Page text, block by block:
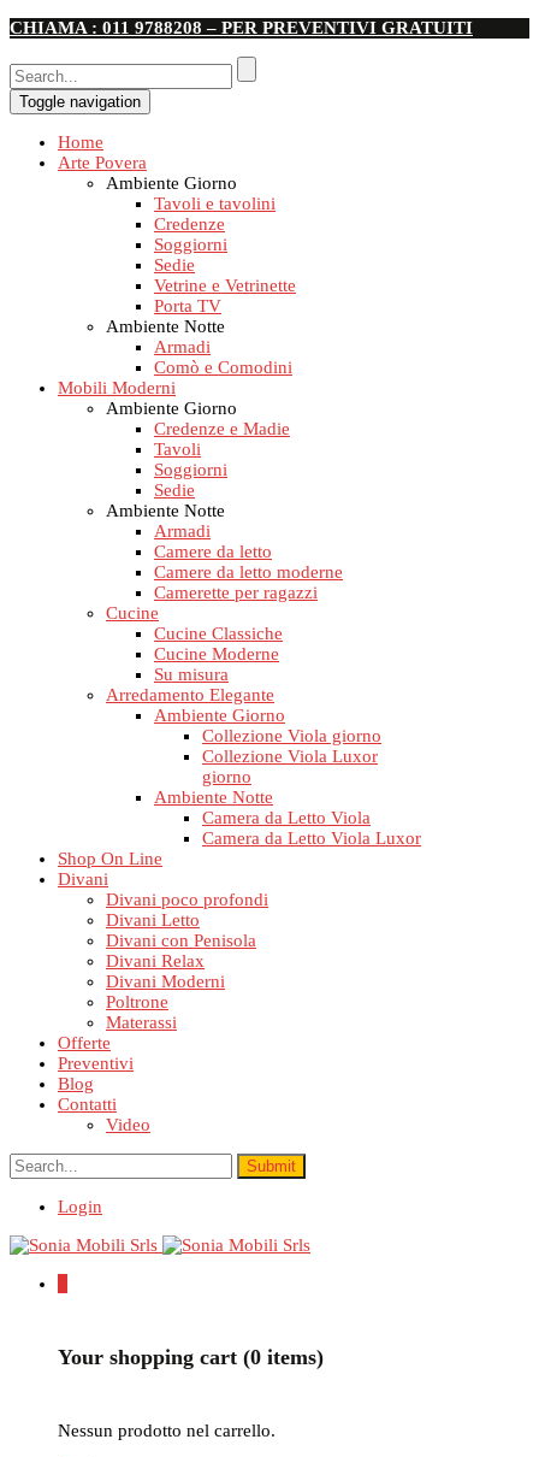
CHIAMA : 011 9788208 – PER PREVENTIVI GRATUITI
Toggle navigation
Home
Arte Povera
Ambiente Giorno
Tavoli e tavolini
Credenze
Soggiorni
Sedie
Vetrine e Vetrinette
Porta TV
Ambiente Notte
Armadi
Comò e Comodini
Mobili Moderni
Ambiente Giorno
Credenze e Madie
Tavoli
Soggiorni
Sedie
Ambiente Notte
Armadi
Camere da letto
Camere da letto moderne
Camerette per ragazzi
Cucine
Cucine Classiche
Cucine Moderne
Su misura
Arredamento Elegante
Ambiente Giorno
Collezione Viola giorno
Collezione Viola Luxor
giorno
Ambiente Notte
Camera da Letto Viola
Camera da Letto Viola Luxor
Shop On Line
Divani
Divani poco profondi
Divani Letto
Divani con Penisola
Divani Relax
Divani Moderni
Poltrone
Materassi
Offerte
Preventivi
Blog
Contatti
Video
Login
Your shopping cart (0 items)
Nessun prodotto nel carrello.